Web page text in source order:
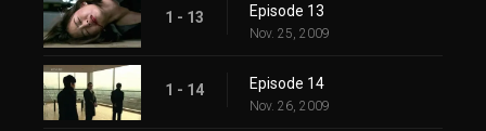
1 - 13 Episode 13
Nov. 25, 2009
1 - 14 Episode 14
Nov. 26, 2009